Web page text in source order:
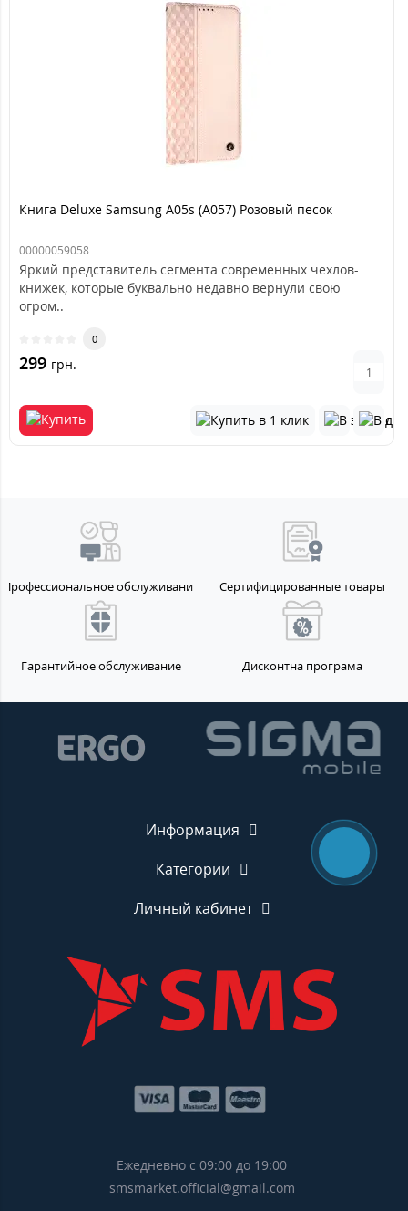
Книга Deluxe Samsung A05s (A057) Розовый песок
00000059058
Яркий представитель сегмента современных чехлов-
книжек, которые буквально недавно вернули свою
огром..
0
299 грн.
Профессиональное обслуживание Сертифицированные товары
Гарантийное обслуживание Дисконтна програма
Информация
Категории
Личный кабинет
Ежедневно с 09:00 до 19:00
smsmarket.official@gmail.com